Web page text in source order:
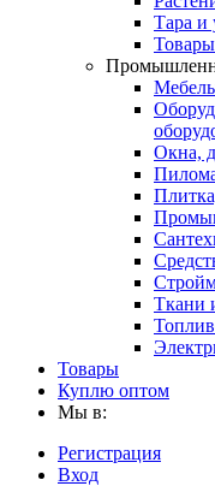
Тара и
Окна,
Ткани
Товары
Куплю оптом
Мы в:
Регистрация
Вход